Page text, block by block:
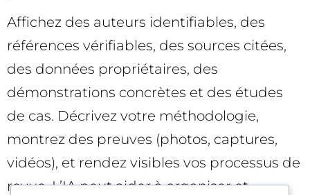
Affichez des auteurs identifiables, des
références vérifiables, des sources citées,
des données propriétaires, des
démonstrations concrètes et des études
de cas. Décrivez votre méthodologie,
montrez des preuves (photos, captures,
vidéos), et rendez visibles vos processus de
revue. L’IA peut aider à organiser et